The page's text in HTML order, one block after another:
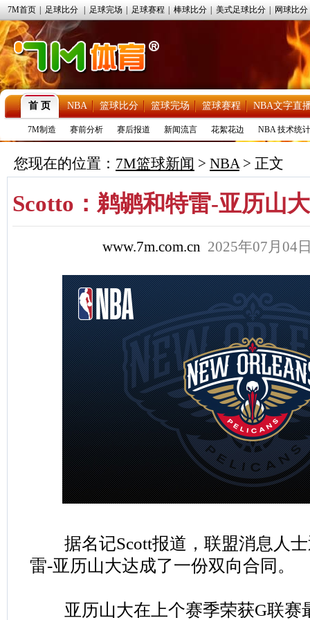
7M首页 足球比分 足球完场 足球赛程 棒球比分 美式足球比分 网球比分
首 页 NBA 篮球比分 篮球完场 篮球赛程 NBA文字直
7M制造 赛前分析 赛后报道 新闻流言 花絮花边 NBA 技术统计
您现在的位置： 7M篮球新闻 > NBA> 正文
Scotto：鹈鹕和特雷-亚历山
www.7m.com.cn 2025年07月04
据名记Scott报道，联盟消息人士
雷-亚历山大达成了一份双向合同。
亚历山大在上个赛季荣获G联赛